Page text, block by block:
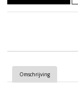
Omschrijving